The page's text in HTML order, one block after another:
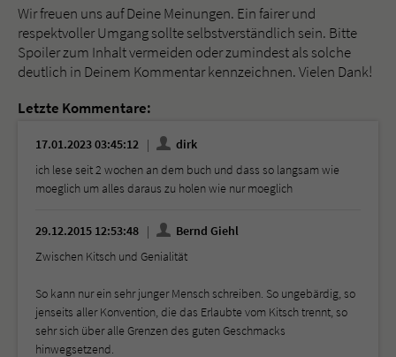
Wir freuen uns auf Deine Meinungen. Ein fairer und
respektvoller Umgang sollte selbstverständlich sein. Bitte
Spoiler zum Inhalt vermeiden oder zumindest als solche
deutlich in Deinem Kommentar kennzeichnen. Vielen Dank!
Letzte Kommentare:
17.01.2023 03:45:12
dirk
ich lese seit 2 wochen an dem buch und dass so langsam wie
moeglich um alles daraus zu holen wie nur moeglich
29.12.2015 12:53:48
Bernd Giehl
Zwischen Kitsch und Genialität
So kann nur ein sehr junger Mensch schreiben. So ungebärdig, so
jenseits aller Konvention, die das Erlaubte vom Kitsch trennt, so
sehr sich über alle Grenzen des guten Geschmacks
hinwegsetzend.